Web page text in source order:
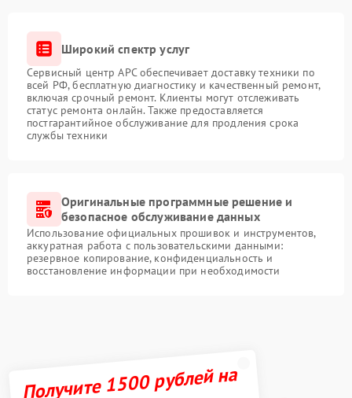
Широкий спектр услуг
Сервисный центр APC обеспечивает доставку техники по
всей РФ, бесплатную диагностику и качественный ремонт,
включая срочный ремонт. Клиенты могут отслеживать
статус ремонта онлайн. Также предоставляется
постгарантийное обслуживание для продления срока
службы техники
Оригинальные программные решение и
безопасное обслуживание данных
Использование официальных прошивок и инструментов,
аккуратная работа с пользовательскими данными:
резервное копирование, конфиденциальность и
восстановление информации при необходимости
Получите 1500 рублей на